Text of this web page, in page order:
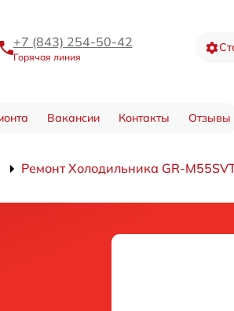
+7 (843) 254-50-42
Горячая линия
Вакансии Контакты Отзывы
Ремонт Холодильника GR-